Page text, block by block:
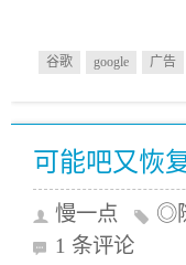
谷歌 google 广告
可能吧又恢
慢一点 ◎
1 条评论